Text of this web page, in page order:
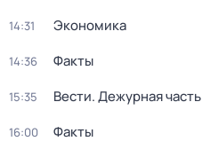
14:31 Экономика
14:36 Факты
15:35 Вести. Дежурная часть
16:00 Факты